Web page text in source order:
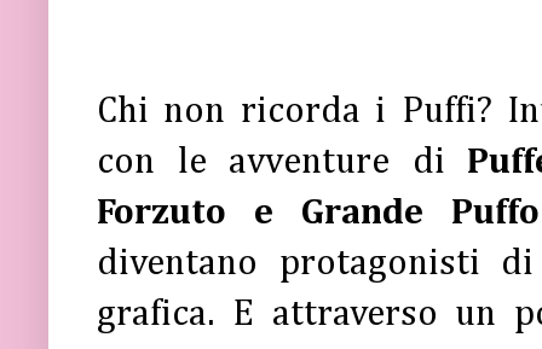
Chi non ricorda i Puffi?
con le avventure di
Forzuto e Grande Puffo
diventano protagonisti
grafica. E attraverso un